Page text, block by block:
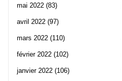
mai 2022 (83)
avril 2022 (97)
mars 2022 (110)
février 2022 (102)
janvier 2022 (106)